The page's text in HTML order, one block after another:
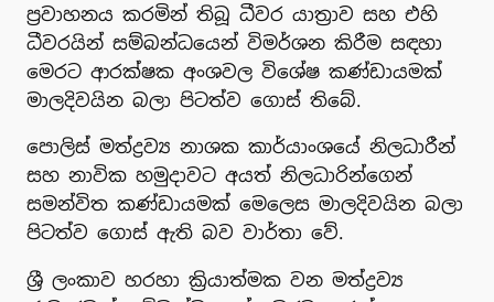
ප්‍රවාහනය කරමින් තිබූ ධීවර යාත්‍රාව සහ එහි
ධීවරයින් සම්බන්ධයෙන් විමර්ශන කිරීම සඳහා
මෙරට ආරක්ෂක අංශවල විශේෂ කණ්ඩායමක්
මාලදිවයින බලා පිටත්ව ගොස් තිබේ.
පොලිස් මත්ද්‍රව්‍ය නාශක කාර්යාංශයේ නිලධාරීන්
සහ නාවික හමුදාවට අයත් නිලධාරින්ගෙන්
සමන්විත කණ්ඩායමක් මෙලෙස මාලදිවයින බලා
පිටත්ව ගොස් ඇති බව වාර්තා වේ.
ශ්‍රී ලංකාව හරහා ක්‍රියාත්මක වන මත්ද්‍රව්‍ය